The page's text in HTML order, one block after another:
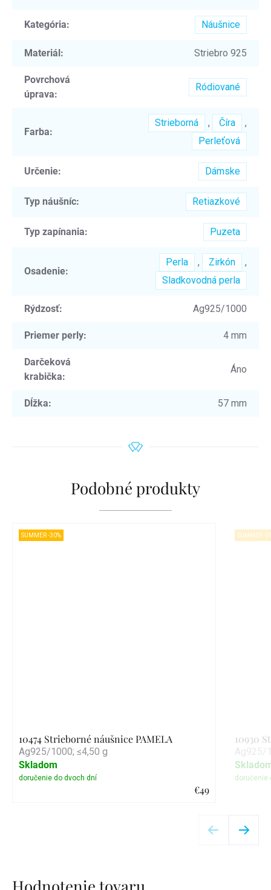
Kategória: Náušnice
Materiál: Striebro 925
Povrchová
úprava:
Ródiované
Farba:
Strieborná , Číra
,
Perleťová
Určenie: Dámske
Typ náušníc: Retiazkové
Typ zapínania: Puzeta
Osadenie:
Perla , Zirkón
,
Sladkovodná perla
Rýdzosť: Ag925/1000
Priemer perly: 4 mm
Darčeková
krabička:
Áno
Dĺžka: 57 mm
Podobné produkty
SUMMER -30%
10474 Strieborné náušnice PAMELA
Ag925/1000; ≤4,50 g
€49
Skladom
SUMMER -
10930